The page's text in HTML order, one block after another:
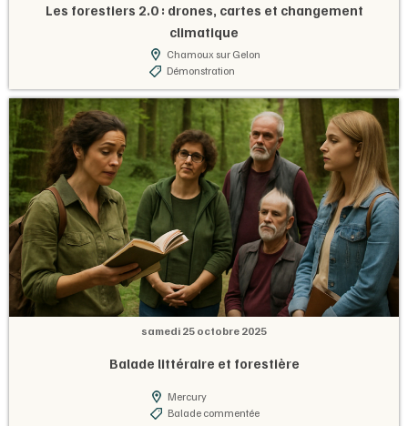
Les forestiers 2.0 : drones, cartes et changement
climatique
Chamoux sur Gelon
Démonstration
samedi 25 octobre 2025
Balade littéraire et forestière
Mercury
Balade commentée